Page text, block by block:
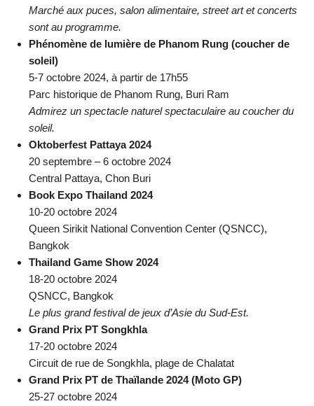
Marché aux puces, salon alimentaire, street art et concerts
sont au programme.
Phénomène de lumière de Phanom Rung (coucher de
soleil)
5-7 octobre 2024, à partir de 17h55
Parc historique de Phanom Rung, Buri Ram
Admirez un spectacle naturel spectaculaire au coucher du
soleil.
Oktoberfest Pattaya 2024
20 septembre – 6 octobre 2024
Central Pattaya, Chon Buri
Book Expo Thailand 2024
10-20 octobre 2024
Queen Sirikit National Convention Center (QSNCC),
Bangkok
Thailand Game Show 2024
18-20 octobre 2024
QSNCC, Bangkok
Le plus grand festival de jeux d’Asie du Sud-Est.
Grand Prix PT Songkhla
17-20 octobre 2024
Circuit de rue de Songkhla, plage de Chalatat
Grand Prix PT de Thaïlande 2024 (Moto GP)
25-27 octobre 2024